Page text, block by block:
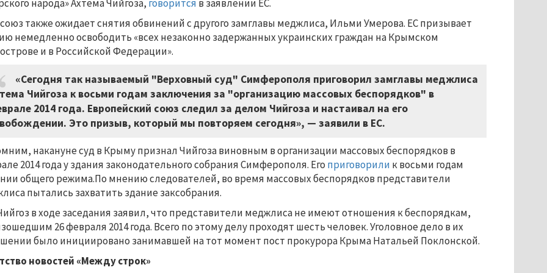
народа» Ахтема Чийгоза, говорится в заявлении ЕС.
также ожидает снятия обвинений с другого замглавы меджлиса, Ильми Умерова. ЕС призывает
немедленно освободить «всех незаконно задержанных украинских граждан на Крымском
и в Российской Федерации».
«Сегодня так называемый "Верховный суд" Симферополя приговорил замглавы меджлиса
Чийгоза к восьми годам заключения за "организацию массовых беспорядков" в
2014 года. Европейский союз следил за делом Чийгоза и настаивал на его
Это призыв, который мы повторяем сегодня», — заявили в ЕС.
накануне суд в Крыму признал Чийгоза виновным в организации массовых беспорядков в
2014 года у здания законодательного собрания Симферополя. Его приговорили к восьми годам
общего режима.По мнению следователей, во время массовых беспорядков представители
пытались захватить здание заксобрания.
в ходе заседания заявил, что представители меджлиса не имеют отношения к беспорядкам,
26 февраля 2014 года. Всего по этому делу проходят шесть человек. Уголовное дело в их
было инициировано занимавшей на тот момент пост прокурора Крыма Натальей Поклонской.
новостей «Между строк»